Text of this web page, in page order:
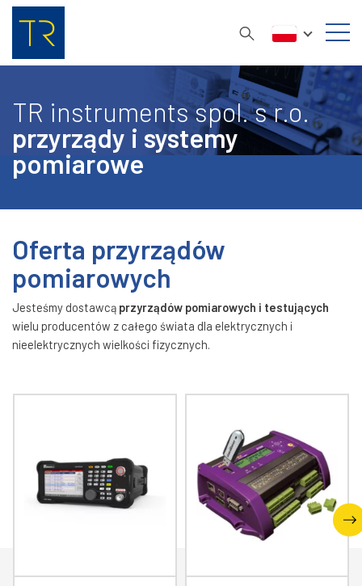
TR instruments spol. s r.o.
przyrządy i systemy
pomiarowe
Oferta przyrządów
pomiarowych
Jesteśmy dostawcą przyrządów pomiarowych i testujących
wielu producentów z całego świata dla elektrycznych i
nieelektrycznych wielkości fizycznych.